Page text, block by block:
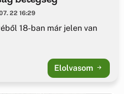
22 16:29
18-ban már jelen van
Elolvasom